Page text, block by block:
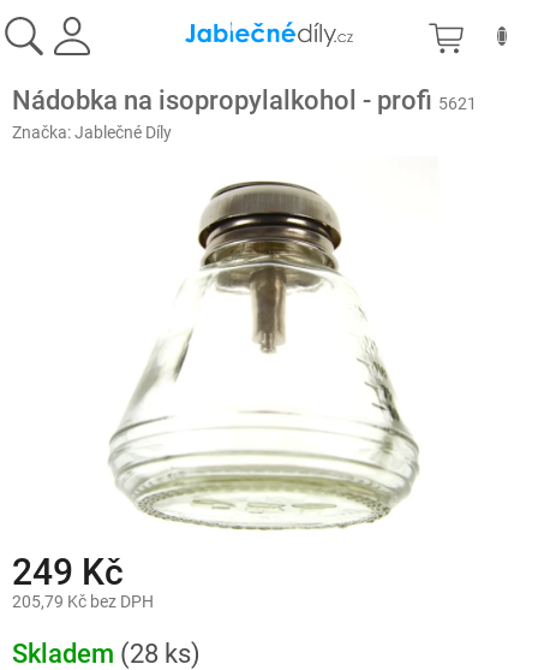
na
obsah
Nádobka na isopropylalkohol - profi 5621
Značka:Jablečné Díly
249 Kč
205,79 Kč bez DPH
cena:
Skladem (28 ks)